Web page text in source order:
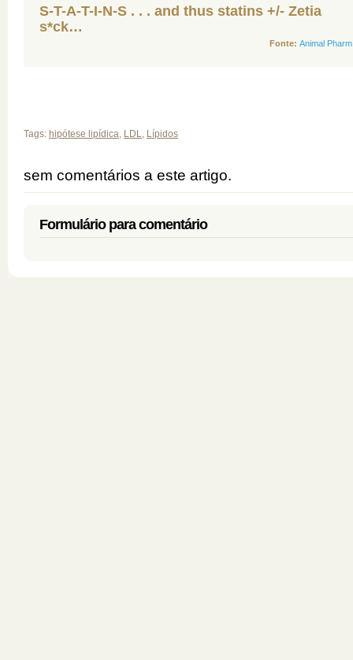
S-T-A-T-I-N-S . . . and thus statins +/- Zetia
s*ck…
Fonte: Animal Pharm
Tags: hipótese lipídica, LDL, Lípidos
sem comentários a este artigo.
Formulário para comentário